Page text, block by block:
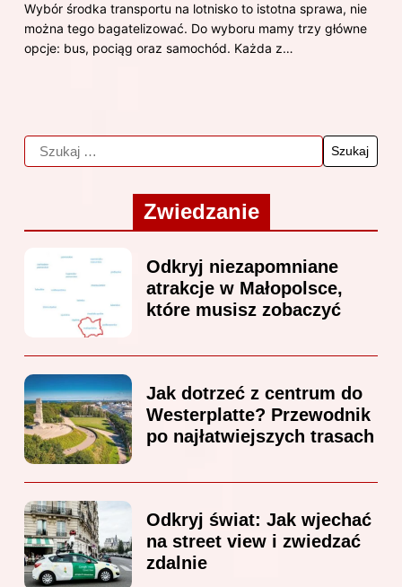
Wybór środka transportu na lotnisko to istotna sprawa, nie
można tego bagatelizować. Do wyboru mamy trzy główne
opcje: bus, pociąg oraz samochód. Każda z…
Zwiedzanie
Odkryj niezapomniane
atrakcje w Małopolsce,
które musisz zobaczyć
Jak dotrzeć z centrum do
Westerplatte? Przewodnik
po najłatwiejszych trasach
Odkryj świat: Jak wjechać
na street view i zwiedzać
zdalnie